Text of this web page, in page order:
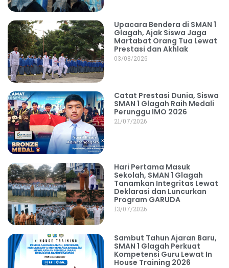
Upacara Bendera di SMAN 1
Glagah, Ajak Siswa Jaga
Martabat Orang Tua Lewat
Prestasi dan Akhlak
03/08/2026
Catat Prestasi Dunia, Siswa
SMAN 1 Glagah Raih Medali
Perunggu IMO 2026
21/07/2026
Hari Pertama Masuk
Sekolah, SMAN 1 Glagah
Tanamkan Integritas Lewat
Deklarasi dan Luncurkan
Program GARUDA
13/07/2026
Sambut Tahun Ajaran Baru,
SMAN 1 Glagah Perkuat
Kompetensi Guru Lewat In
House Training 2026